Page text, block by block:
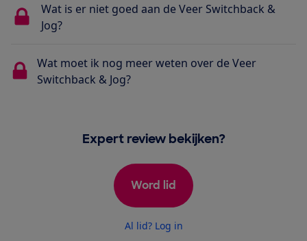
Wat is er niet goed aan de Veer Switchback &
Jog?
Wat moet ik nog meer weten over de Veer
Switchback & Jog?
Expert review bekijken?
Word lid
Al lid? Log in